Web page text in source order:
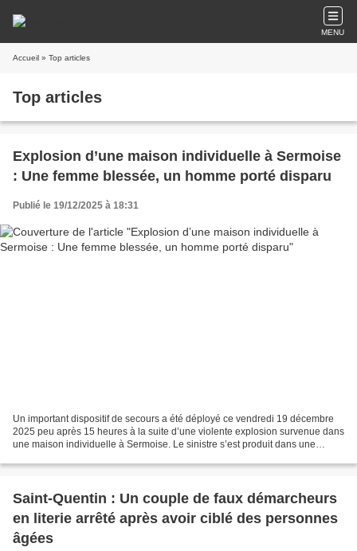
MENU
Accueil » Top articles
Top articles
Explosion d’une maison individuelle à Sermoise
: Une femme blessée, un homme porté disparu
Publié le 19/12/2025 à 18:31
Un important dispositif de secours a été déployé ce vendredi 19 décembre
2025 peu après 15 heures à la suite d’une violente explosion survenue dans
une maison individuelle à Sermoise. Le sinistre s’est produit dans une
Saint-Quentin : Un couple de faux démarcheurs
en literie arrêté après avoir ciblé des personnes
âgées